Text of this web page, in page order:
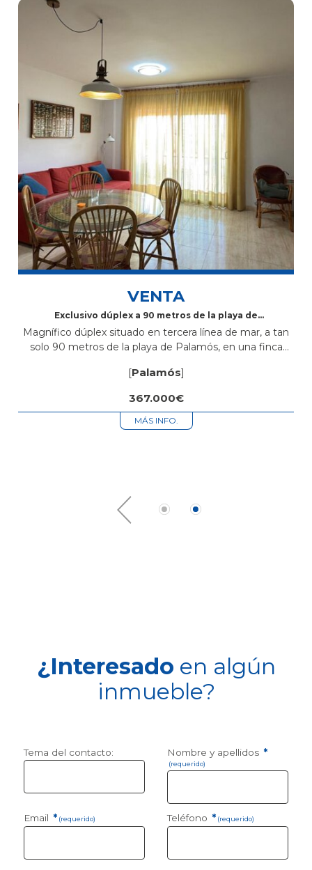
VENTA
Exclusivo dúplex a 90 metros de la playa de
Magnífico dúplex situado en tercera línea de mar, a tan
solo 90 metros de la playa de Palamós, en una finca
[Palamós]
367.000€
MÁS INFO.
¿Interesado en algún
inmueble?
Tema del contacto: Nombre y apellidos *
(requerido)
Email * (requerido) Teléfono * (requerido)